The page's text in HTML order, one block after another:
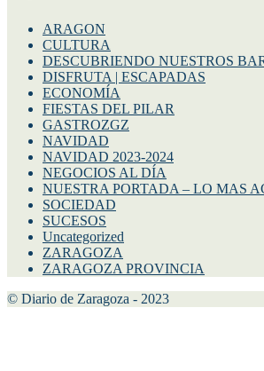
ARAGON
CULTURA
DESCUBRIENDO NUESTROS
DISFRUTA | ESCAPADAS
ECONOMÍA
FIESTAS DEL PILAR
GASTROZGZ
NAVIDAD
NAVIDAD 2023-2024
NEGOCIOS AL DÍA
NUESTRA PORTADA – LO MAS
SOCIEDAD
SUCESOS
Uncategorized
ZARAGOZA
ZARAGOZA PROVINCIA
© Diario de Zaragoza - 2023